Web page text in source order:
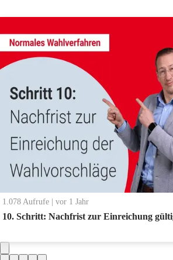
1.078 Aufrufe vor 1 Jahr
10. Schritt: Nachfrist zur Einreichung